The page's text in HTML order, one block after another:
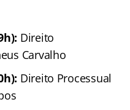
Direito
Carvalho
Direito Processual